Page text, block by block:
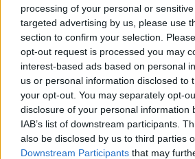
processing of your personal or
targeted advertising by us, please use
section to confirm your selection.
opt-out request is processed you may
interest-based ads based on personal
us or personal information disclosed to
your opt-out. You may separately opt-
disclosure of your personal information
IAB’s list of downstream participants.
also be disclosed by us to third parties
Downstream Participants that may